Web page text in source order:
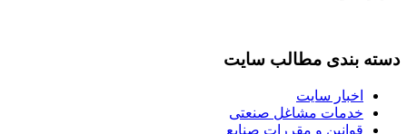
دسته بندی مطالب سایت
اخبار سایت
خدمات مشاغل صنعتی
قوانین و مقررات صنایع